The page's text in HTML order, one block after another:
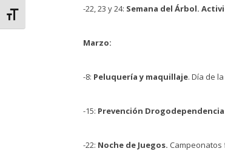
Alternar tamaño de letra
-22, 23 y 24: Semana del Árbol.
Marzo:
-8: Peluquería y maquillaje. Día de
-15: Prevención
-22: Noche de Juegos. Campeonatos